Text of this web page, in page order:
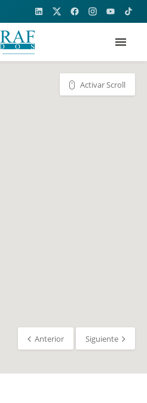
menu
Activar Scroll
Anterior Siguiente